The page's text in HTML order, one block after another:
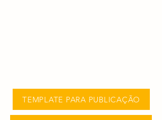
TEMPLATE PARA PUBLICAÇÃO